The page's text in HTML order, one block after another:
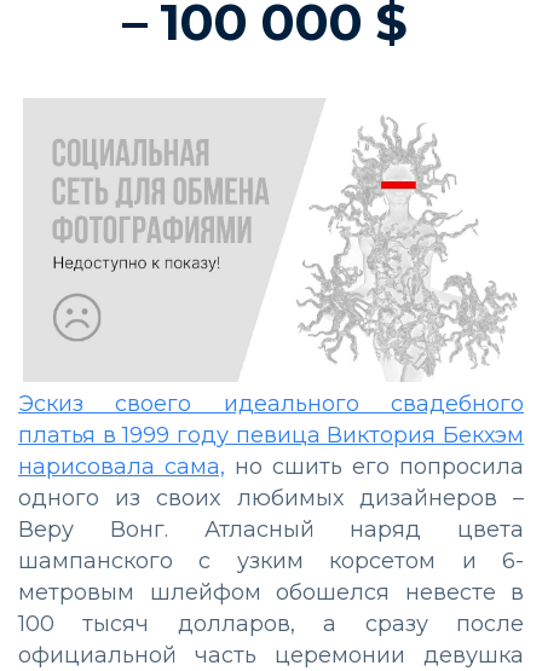
– 100 000 $
Эскиз своего идеального свадебного
платья в 1999 году певица Виктория Бекхэм
нарисовала сама, но сшить его попросила
одного из своих любимых дизайнеров –
Веру Вонг. Атласный наряд цвета
шампанского с узким корсетом и 6-
метровым шлейфом обошелся невесте в
100 тысяч долларов, а сразу после
официальной часть церемонии девушка